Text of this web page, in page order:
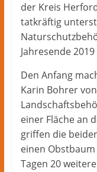
der Kreis
tatkräftig
Jahresende
Den Anfang
Karin Bohrer
einer Fläche an
griffen die
einen
Tagen 20